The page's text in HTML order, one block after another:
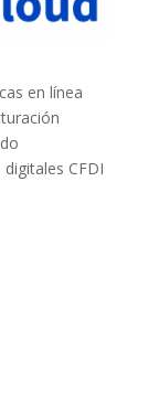
en línea
CFDI